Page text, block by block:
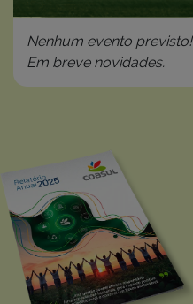
Nenhum evento previsto!
Em breve novidades.